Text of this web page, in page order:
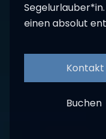
einen absolut
Kontakt
Buchen